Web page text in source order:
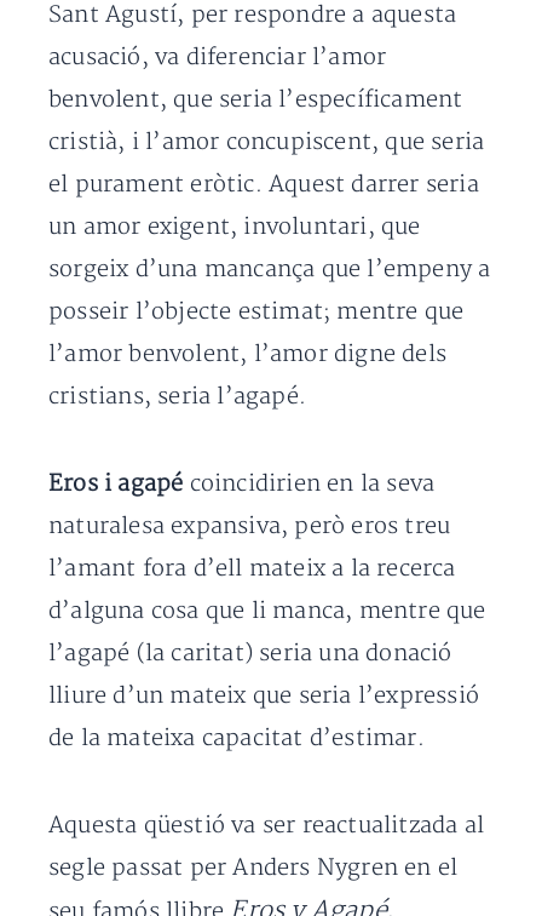
Sant Agustí, per respondre a aquesta
acusació, va diferenciar l’amor
benvolent, que seria l’específicament
cristià, i l’amor concupiscent, que seria
el purament eròtic. Aquest darrer seria
un amor exigent, involuntari, que
sorgeix d’una mancança que l’empeny a
posseir l’objecte estimat; mentre que
l’amor benvolent, l’amor digne dels
cristians, seria l’agapé.
Eros i agapé coincidirien en la seva
naturalesa expansiva, però eros treu
l’amant fora d’ell mateix a la recerca
d’alguna cosa que li manca, mentre que
l’agapé (la caritat) seria una donació
lliure d’un mateix que seria l’expressió
de la mateixa capacitat d’estimar.
Aquesta qüestió va ser reactualitzada al
segle passat per Anders Nygren en el